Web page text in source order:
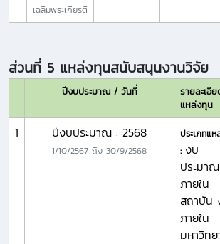
เฉลิมพระเกียรติ
ส่วนที่ 5 แหล่งทุนสนับสนุนงานวิจัย
ปีงบประมาณ / วันที่
รายละเอี
แหล่งทุน
1 ปีงบประมาณ : 2568
1/10/2567 ถึง 30/9/2568
ประเภทแ
: งบ
ประมาณ
ภายใน
สถาบัน
ภายใน
มหาวิท